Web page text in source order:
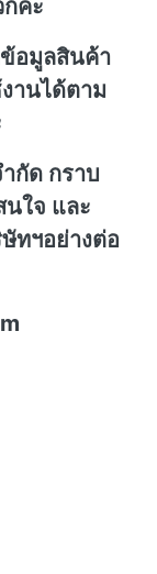
ค่ะ
อมูลสินค้า
านได้ตาม
กัด กราบ
ใจ และ
ทฯอย่างต่อ